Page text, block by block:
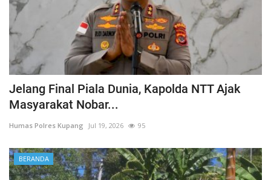
Jelang Final Piala Dunia, Kapolda NTT Ajak
Masyarakat Nobar...
Humas Polres Kupang Jul 19, 2026 95
BERANDA